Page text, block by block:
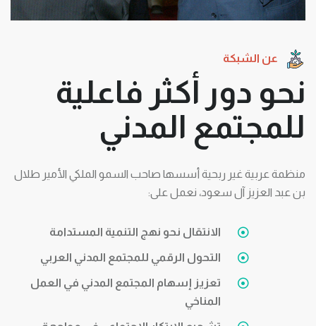
عن الشبكة
نحو دور أكثر فاعلية
للمجتمع المدني
منظمة عربية غير ربحية أسسها صاحب السمو الملكي الأمير طلال
بن عبد العزيز آل سعود، نعمل على:
الانتقال نحو نهج التنمية المستدامة
التحول الرقمي للمجتمع المدني العربي
تعزيز إسهام المجتمع المدني في العمل
المناخي